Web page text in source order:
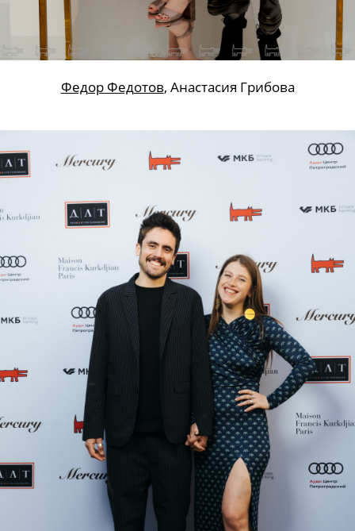
Федор Федотов, Анастасия Грибова